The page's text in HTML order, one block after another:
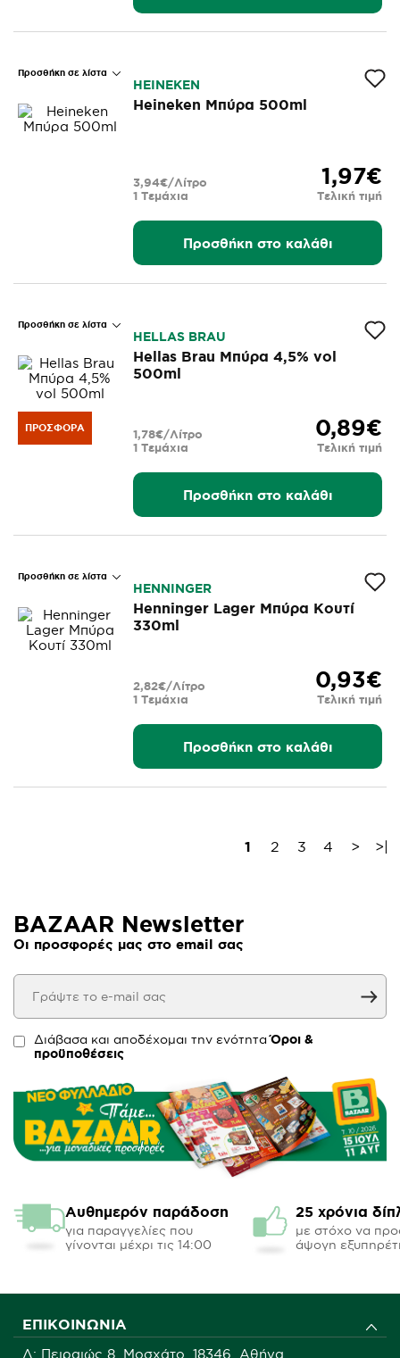
Προσθήκη σε λίστα
HEINEKEN
Heineken Μπύρα 500ml
1,97€
Τελική τιμή
1 Τεμάχια
3,94€/Λίτρο
Προσθήκη στο καλάθι
Προσθήκη σε λίστα
ΠΡΟΣΦΟΡΆ
HELLAS BRAU
Hellas Brau Μπύρα 4,5% vol
500ml
0,89€
Τελική τιμή
1 Τεμάχια
1,78€/Λίτρο
Προσθήκη στο καλάθι
Προσθήκη σε λίστα
HENNINGER
Henninger Lager Mπύρα Κουτί
330ml
0,93€
Τελική τιμή
1 Τεμάχια
2,82€/Λίτρο
Προσθήκη στο καλάθι
1 2 3 4 > >|
BAZAAR Newsletter
Οι προσφορές μας στο email σας
Διάβασα και αποδέχομαι την ενότηταΌροι &
προϋποθέσεις
Αυθημερόν παράδοση
για παραγγελίες που
γίνονται μέχρι τις 14:00
25 χρόνια
με στόχο να
άψογη
ΕΠΙΚΟΙΝΩΝΊΑ
Δ: Πειραιώς 8, Μοσχάτο, 18346, Αθήνα